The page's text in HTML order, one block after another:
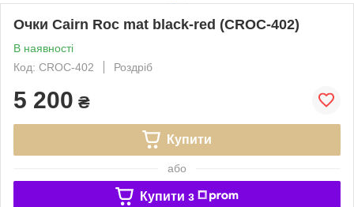
Очки Cairn Roc mat black-red (CROC-402)
В наявності
Код: CROC-402
Роздріб
5 200 ₴
Купити
або
Купити з